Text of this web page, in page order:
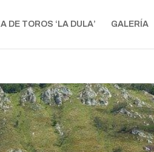
DE TOROS ‘LA DULA’ GALERÍA